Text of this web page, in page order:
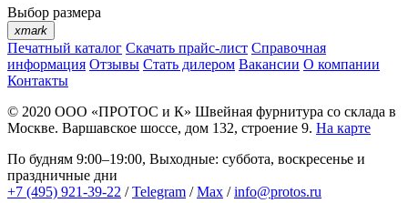
Выбор размера
xmark
Печатный каталог Скачать прайс-лист Справочная
информация Отзывы Стать дилером Вакансии О компании
Контакты
© 2020 ООО «ПРОТОС и К» Швейная фурнитура со склада в
Москве. Варшавское шоссе, дом 132, строение 9. На карте
По будням 9:00–19:00, Выходные: суббота, воскресенье и
праздничные дни
+7 (495) 921-39-22 /Telegram /Max /info@protos.ru